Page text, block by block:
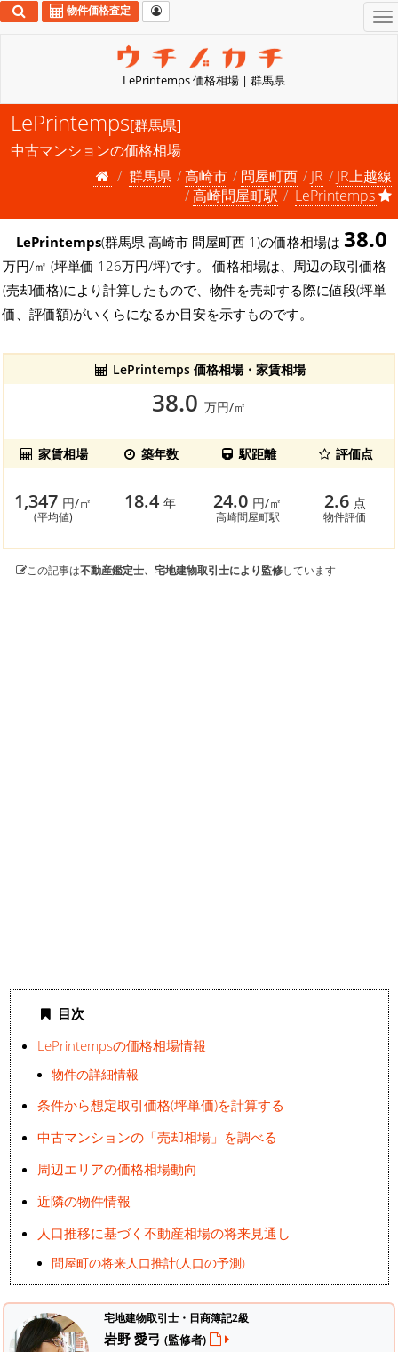
LePrintemps 価格相場 | 群馬県
物件価格査定
LePrintemps[群馬県]
中古マンションの価格相場
群馬県
高崎市 問屋町西 JR
JR上越線
高崎問屋町駅
LePrintemps
LePrintemps(群馬県 高崎市 問屋町西 1)の価格相場は 38.0
万円/㎡ (坪単価 126万円/坪)です。 価格相場は、周辺の取引価格
(売却価格)により計算したもので、物件を売却する際に値段(坪単
価、評価額)がいくらになるか目安を示すものです。
LePrintemps 価格相場・家賃相場
38.0 万円/㎡
家賃相場 築年数 駅距離 評価点
1,347 円/㎡
(平均値)
18.4年 24.0 円/㎡
高崎問屋町駅
2.6 点
物件評価
この記事は不動産鑑定士、宅地建物取引士により監修しています
目次
LePrintempsの価格相場情報
物件の詳細情報
条件から想定取引価格(坪単価)を計算する
中古マンションの「売却相場」を調べる
周辺エリアの価格相場動向
近隣の物件情報
人口推移に基づく不動産相場の将来見通し
問屋町の将来人口推計(人口の予測)
宅地建物取引士・日商簿記2級
岩野 愛弓 (監修者)